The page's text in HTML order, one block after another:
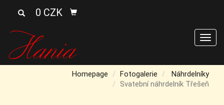
0 CZK
Homepage Fotogalerie
Náhrdelníky
Svatební náhrdelník Třešeň